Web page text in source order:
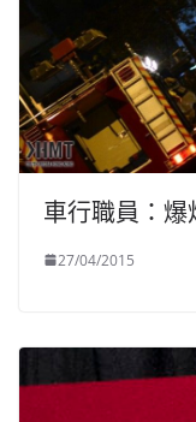
車行職員：
27/04/2015